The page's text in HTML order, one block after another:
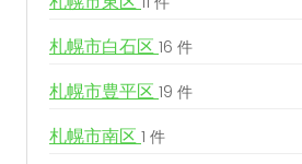
札幌市白石区 16 件
札幌市豊平区 19 件
札幌市南区 1 件